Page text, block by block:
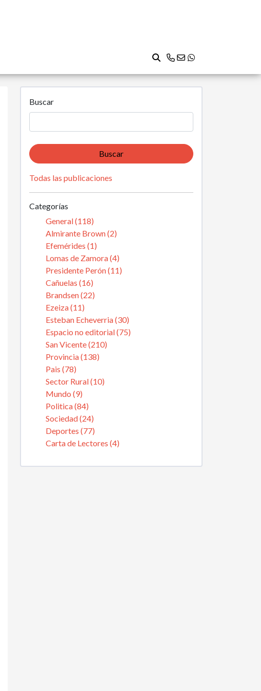
Buscar
Buscar
Todas las publicaciones
Categorías
General (118)
Almirante Brown (2)
Efemérides (1)
Lomas de Zamora (4)
Presidente Perón (11)
Cañuelas (16)
Brandsen (22)
Ezeiza (11)
Esteban Echeverria (30)
Espacio no editorial (75)
San Vicente (210)
Provincia (138)
Pais (78)
Sector Rural (10)
Mundo (9)
Politica (84)
Sociedad (24)
Deportes (77)
Carta de Lectores (4)